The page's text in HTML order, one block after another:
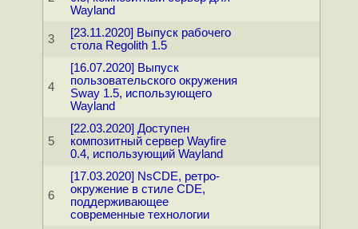
Wayland
3
[23.11.2020] Выпуск рабочего
стола Regolith 1.5
4
[16.07.2020] Выпуск
пользовательского окружения
Sway 1.5, использующего
Wayland
5
[22.03.2020] Доступен
композитный сервер Wayfire
0.4, использующий Wayland
6
[17.03.2020] NsCDE, ретро-
окружение в стиле CDE,
поддерживающее
современные технологии